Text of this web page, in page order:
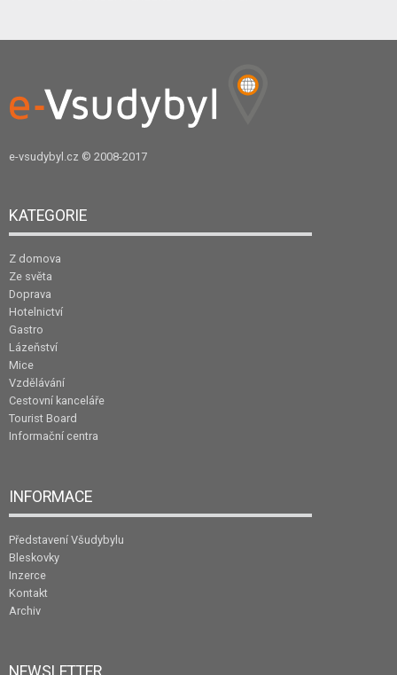
e-vsudybyl.cz © 2008-2017
KATEGORIE
Z domova
Ze světa
Doprava
Hotelnictví
Gastro
Lázeňství
Mice
Vzdělávání
Cestovní kanceláře
Tourist Board
Informační centra
INFORMACE
Představení Všudybylu
Bleskovky
Inzerce
Kontakt
Archiv